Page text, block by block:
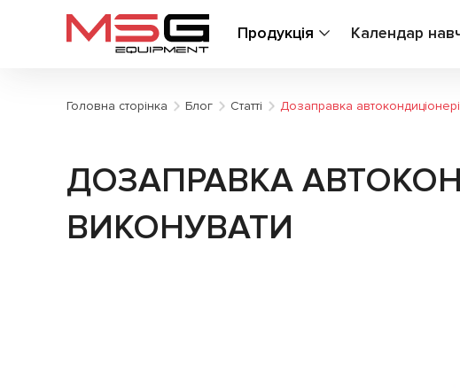
Продукція Календар
Головна сторінка Блог Статті Дозаправка
ДОЗАПРАВКА
ВИКОНУВАТИ